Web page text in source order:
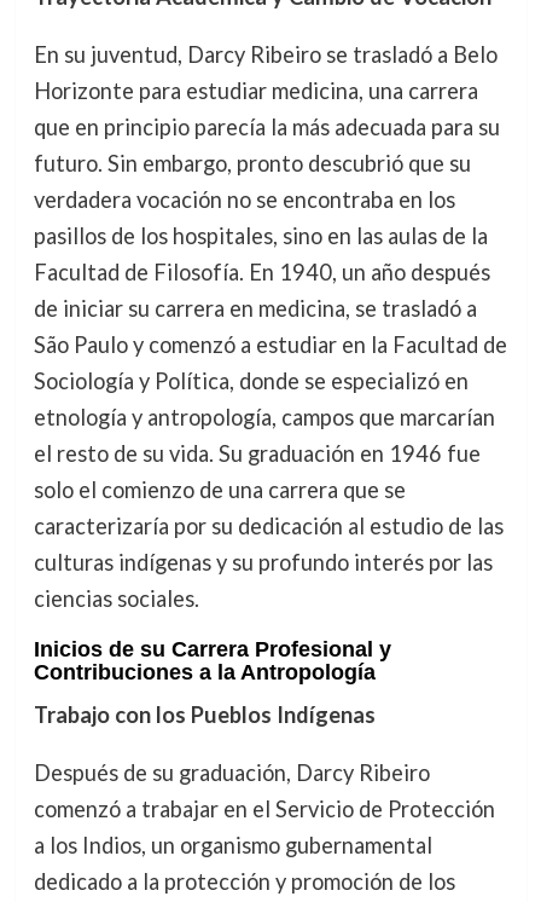
En su juventud, Darcy Ribeiro se trasladó a Belo
Horizonte para estudiar medicina, una carrera
que en principio parecía la más adecuada para su
futuro. Sin embargo, pronto descubrió que su
verdadera vocación no se encontraba en los
pasillos de los hospitales, sino en las aulas de la
Facultad de Filosofía. En 1940, un año después
de iniciar su carrera en medicina, se trasladó a
São Paulo y comenzó a estudiar en la Facultad de
Sociología y Política, donde se especializó en
etnología y antropología, campos que marcarían
el resto de su vida. Su graduación en 1946 fue
solo el comienzo de una carrera que se
caracterizaría por su dedicación al estudio de las
culturas indígenas y su profundo interés por las
ciencias sociales.
Inicios de su Carrera Profesional y
Contribuciones a la Antropología
Trabajo con los Pueblos Indígenas
Después de su graduación, Darcy Ribeiro
comenzó a trabajar en el Servicio de Protección
a los Indios, un organismo gubernamental
dedicado a la protección y promoción de los